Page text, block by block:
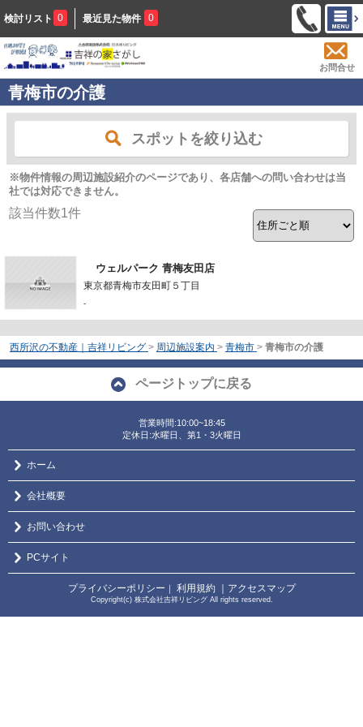
検討リスト 0 最近見た物件 0
お問合せ
青梅市の介護
スポットを絞り込む
※物件情報の周辺施設紹介のページであり、各店舗への問い合わせは当
社では対応できません。
該当件数1件
ウェルパーク 青梅友田店
東京都青梅市友田町５丁目
-
西所沢の不動産｜吉祥リビング > 周辺施設案内 > 青梅市 > 青梅市の介護
ページトップに戻る
営業時間:10:00~18:45
定休日:水曜日、第1・3火曜日
ホーム
会社概要
お問い合わせ
PCサイト
プライバシーポリシー ｜ 利用規約 ｜アクセスマップ
Copyright(c) 株式会社吉祥リビング All rights reserved.